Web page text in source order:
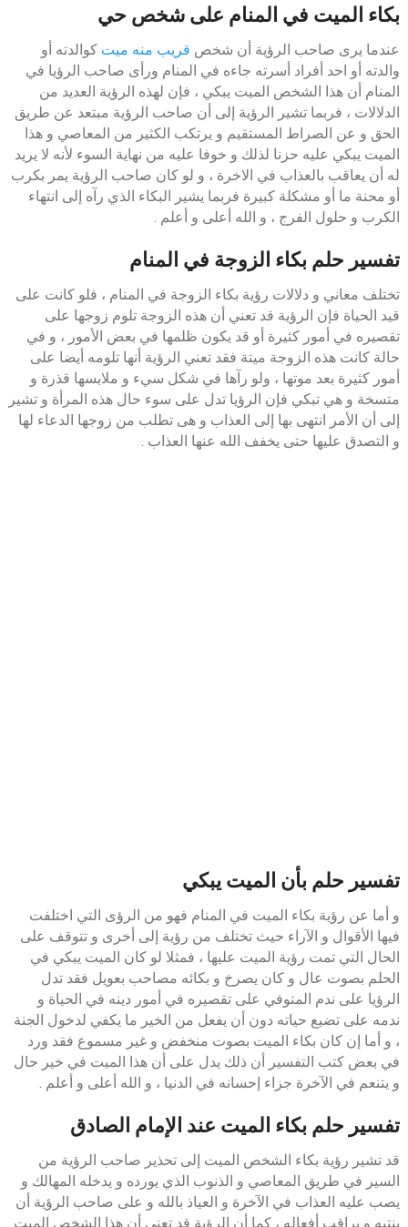
بكاء الميت في المنام على شخص حي
عندما يرى صاحب الرؤية أن شخص قريب منه ميت كوالدته أو
والدته أو احد أفراد أسرته جاءه في المنام ورأى صاحب الرؤيا في
المنام أن هذا الشخص الميت يبكي ، فإن لهذه الرؤية العديد من
الدلالات ، فربما تشير الرؤية إلى أن صاحب الرؤية مبتعد عن طريق
الحق و عن الصراط المستقيم و يرتكب الكثير من المعاصي و هذا
الميت يبكي عليه حزنا لذلك و خوفا عليه من نهاية السوء لأنه لا يريد
له أن يعاقب بالعذاب في الاخرة ، و لو كان صاحب الرؤية يمر بكرب
أو محنة ما أو مشكلة كبيرة فربما يشير البكاء الذي رآه إلى انتهاء
الكرب و حلول الفرج ، و الله أعلى و أعلم .
تفسير حلم بكاء الزوجة في المنام
تختلف معاني و دلالات رؤية بكاء الزوجة في المنام ، فلو كانت على
قيد الحياة فإن الرؤية قد تعني أن هذه الزوجة تلوم زوجها على
تقصيره في أمور كثيرة أو قد يكون ظلمها في بعض الأمور ، و في
حالة كانت هذه الزوجة ميتة فقد تعني الرؤية أنها تلومه أيضا على
أمور كثيرة بعد موتها ، ولو رآها في شكل سيء و ملابسها قذرة و
متسخة و هي تبكي فإن الرؤيا تدل على سوء حال هذه المرأة و تشير
إلى أن الأمر انتهى بها إلى العذاب و هى تطلب من زوجها الدعاء لها
و التصدق عليها حتى يخفف الله عنها العذاب .
تفسير حلم بأن الميت يبكي
و أما عن رؤية بكاء الميت في المنام فهو من الرؤى التي اختلفت
فيها الأقوال و الآراء حيث تختلف من رؤية إلى أخرى و تتوقف على
الحال التي تمت رؤية الميت عليها ، فمثلا لو كان الميت يبكي في
الحلم بصوت عال و كان يصرخ و بكائه مصاحب بعويل فقد تدل
الرؤيا على ندم المتوفي على تقصيره في أمور دينه في الحياة و
ندمه على تضيع حياته دون أن يفعل من الخير ما يكفي لدخول الجنة
، و أما إن كان بكاء الميت بصوت منخفض و غير مسموع فقد ورد
في بعض كتب التفسير أن ذلك يدل على أن هذا الميت في خير حال
و يتنعم في الآخرة جزاء إحسانه في الدنيا ، و الله أعلى و أعلم .
تفسير حلم بكاء الميت عند الإمام الصادق
قد تشير رؤية بكاء الشخص الميت إلى تحذير صاحب الرؤية من
السير في طريق المعاصي و الذنوب الذي يورده و يدخله المهالك و
يصب عليه العذاب في الآخرة و العياذ بالله و على صاحب الرؤية أن
ينتبه و يراقب أفعاله ، كما أن الرؤية قد تعني أن هذا الشخص الميت